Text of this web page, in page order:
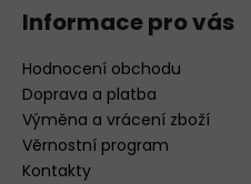
Informace pro vás
Hodnocení obchodu
Doprava a platba
Výměna a vrácení zboží
Věrnostní program
Kontakty